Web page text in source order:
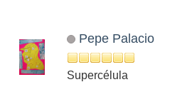
Pepe Palacio
Supercélula